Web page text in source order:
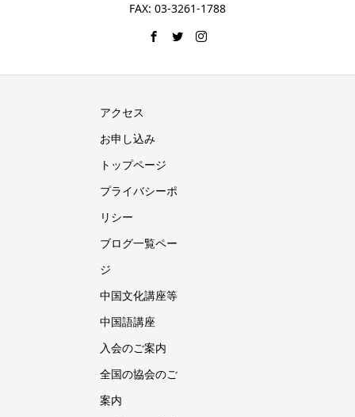
FAX: 03-3261-1788
アクセス
お申し込み
トップページ
プライバシーポ
リシー
ブログ一覧ペー
ジ
中国文化講座等
中国語講座
入会のご案内
全国の協会のご
案内